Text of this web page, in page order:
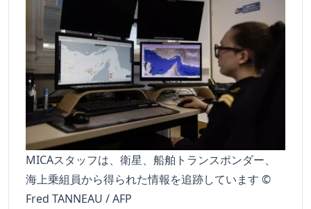
MICAスタッフは、衛星、船舶トランスポンダー、
海上乗組員から得られた情報を追跡しています ©
Fred TANNEAU / AFP